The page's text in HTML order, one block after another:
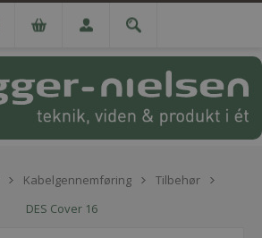
Kabelgennemføring
Tilbehør
DES Cover 16